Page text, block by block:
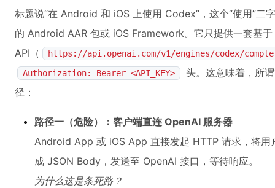
标题说“在 Android 和 iOS 上使用 Codex”，这个“使用”二
的 Android AAR 包或 iOS Framework。它只提供一套基
API（
https://api.openai.com/v1/engines/codex/
Authorization: Bearer <API_KEY>
头。这意味着，所
径：
路径一（危险）：客户端直连 OpenAI 服务器
Android App 或 iOS App 直接发起 HTTP 请求，将用
成 JSON Body，发送至 OpenAI 接口，等待响应。
为什么这是条死路？